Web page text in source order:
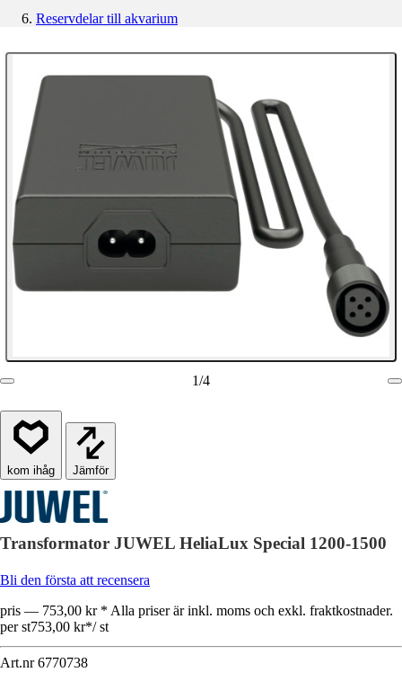
Reservdelar till akvarium
1/4
Jämför
Transformator JUWEL HeliaLux Special 1200-1500
Bli den första att recensera
pris — 753,00 kr * Alla priser är inkl. moms och exkl. fraktkostnader.
per st753,00 kr*/ st
Art.nr 6770738